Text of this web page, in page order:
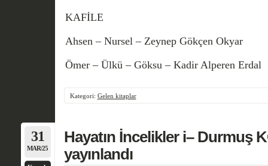
KAFİLE
Ahsen – Nursel – Zeynep Gökçen Okyar
Ömer – Ülkü – Göksu – Kadir Alperen Erdal
Kategori: Gelen kitaplar
31
MAR/25
Hayatın İncelikler i– Durmuş
yayınlandı